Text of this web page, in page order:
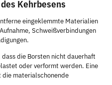
Kehrbesens
eingeklemmte Materialien
Schweißverbindungen
die Borsten nicht dauerhaft
oder verformt werden. Eine
materialschonende